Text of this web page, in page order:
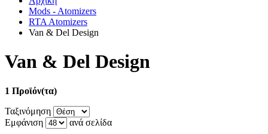
Mods - Atomizers
RTA Atomizers
Van & Del Design
Van & Del Design
1 Προϊόν(τα)
Ταξινόμηση
Εμφάνιση
ανά σελίδα